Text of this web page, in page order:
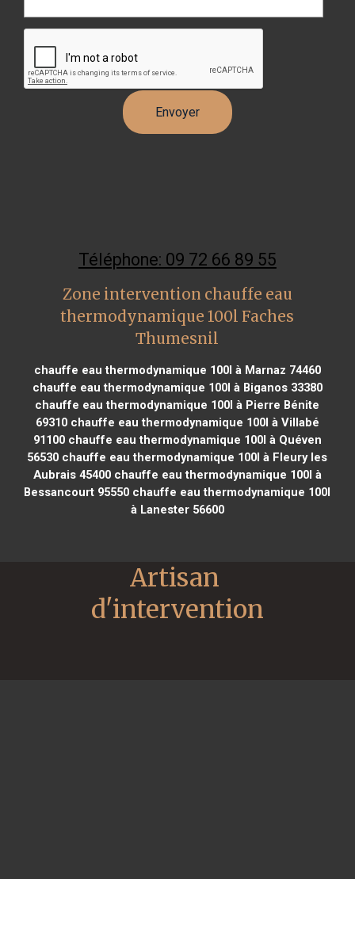
Téléphone: 09 72 66 89 55
Zone intervention chauffe eau
thermodynamique 100l Faches
Thumesnil
chauffe eau thermodynamique 100l à Marnaz 74460
chauffe eau thermodynamique 100l à Biganos 33380
chauffe eau thermodynamique 100l à Pierre Bénite
69310chauffe eau thermodynamique 100l à Villabé
91100chauffe eau thermodynamique 100l à Quéven
56530 chauffe eau thermodynamique 100l à Fleury les
Aubrais 45400chauffe eau thermodynamique 100l à
Bessancourt 95550 chauffe eau thermodynamique 100l
à Lanester 56600
Artisan
d'intervention